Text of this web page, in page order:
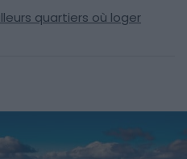
quartiers où loger